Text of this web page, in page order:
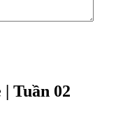
Tuần 02